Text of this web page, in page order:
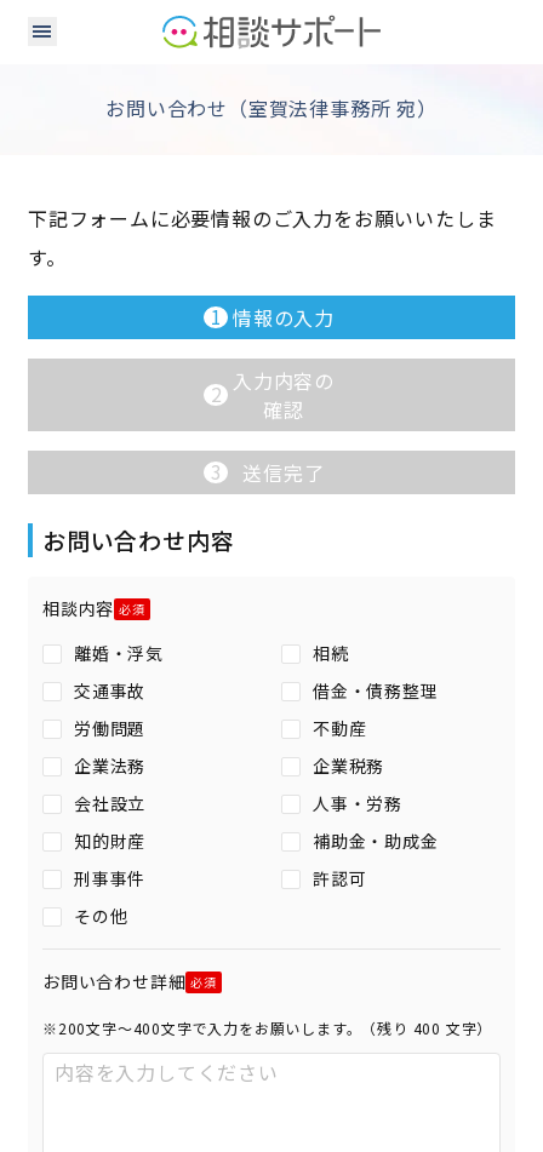
お問い合わせ（室賀法律事務所 宛）
下記フォームに必要情報のご入力をお願いいたしま
す。
1 情報の入力
2 入力内容の
確認
3 送信完了
お問い合わせ内容
相談内容
離婚・浮気
相続
交通事故
借金・債務整理
労働問題
不動産
企業法務
企業税務
会社設立
人事・労務
知的財産
補助金・助成金
刑事事件
許認可
その他
お問い合わせ詳細
※200文字〜400文字で入力をお願いします。（残り 400 文字）